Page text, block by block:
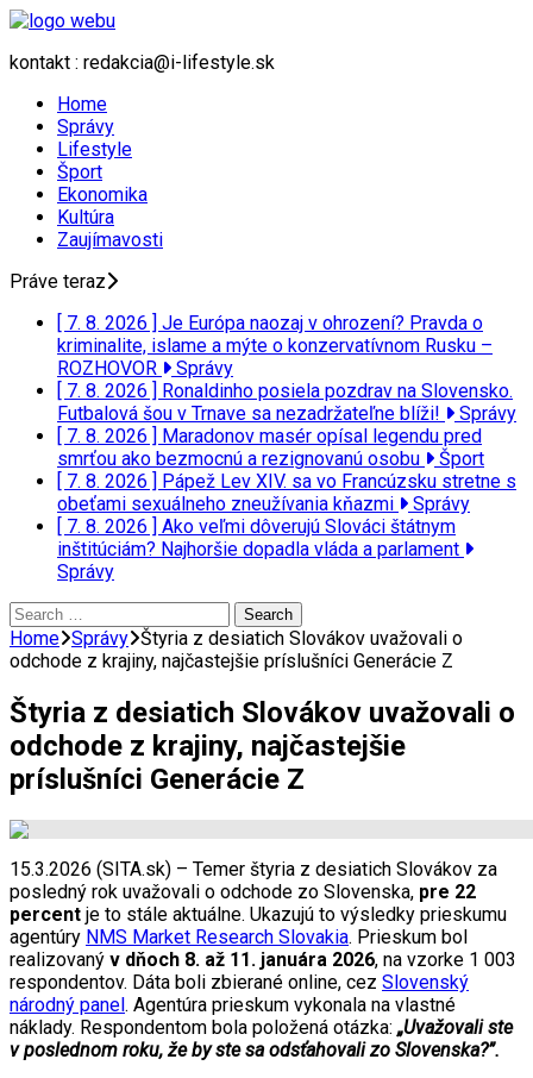
kontakt : redakcia@i-lifestyle.sk
Home
Správy
Lifestyle
Šport
Ekonomika
Kultúra
Zaujímavosti
Práve teraz
[ 7. 8. 2026 ] Je Európa naozaj v ohrození? Pravda o
kriminalite, islame a mýte o konzervatívnom Rusku –
ROZHOVOR
Správy
[ 7. 8. 2026 ] Ronaldinho posiela pozdrav na Slovensko.
Futbalová šou v Trnave sa nezadržateľne blíži!
Správy
[ 7. 8. 2026 ] Maradonov masér opísal legendu pred
smrťou ako bezmocnú a rezignovanú osobu
Šport
[ 7. 8. 2026 ] Pápež Lev XIV. sa vo Francúzsku stretne s
obeťami sexuálneho zneužívania kňazmi
Správy
[ 7. 8. 2026 ] Ako veľmi dôverujú Slováci štátnym
inštitúciám? Najhoršie dopadla vláda a parlament
Správy
Search
for:
Home Správy Štyria z desiatich Slovákov uvažovali o
odchode z krajiny, najčastejšie príslušníci Generácie Z
Štyria z desiatich Slovákov uvažovali o
odchode z krajiny, najčastejšie
príslušníci Generácie Z
15.3.2026 (SITA.sk) – Temer štyria z desiatich Slovákov za
posledný rok uvažovali o odchode zo Slovenska, pre 22
percent je to stále aktuálne. Ukazujú to výsledky prieskumu
agentúry NMS Market Research Slovakia. Prieskum bol
realizovaný v dňoch 8. až 11. januára 2026, na vzorke 1 003
respondentov. Dáta boli zbierané online, cez Slovenský
národný panel. Agentúra prieskum vykonala na vlastné
náklady. Respondentom bola položená otázka: „Uvažovali ste
v poslednom roku, že by ste sa odsťahovali zo Slovenska?”.